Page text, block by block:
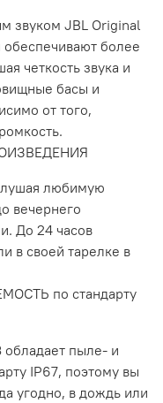
звуком JBL Original
более
четкость звука и
басы и
от того,
любимую
вечернего
До 24 часов
в своей тарелке в
по стандарту
обладает пыле- и
IP67, поэтому вы
угодно, в дождь или